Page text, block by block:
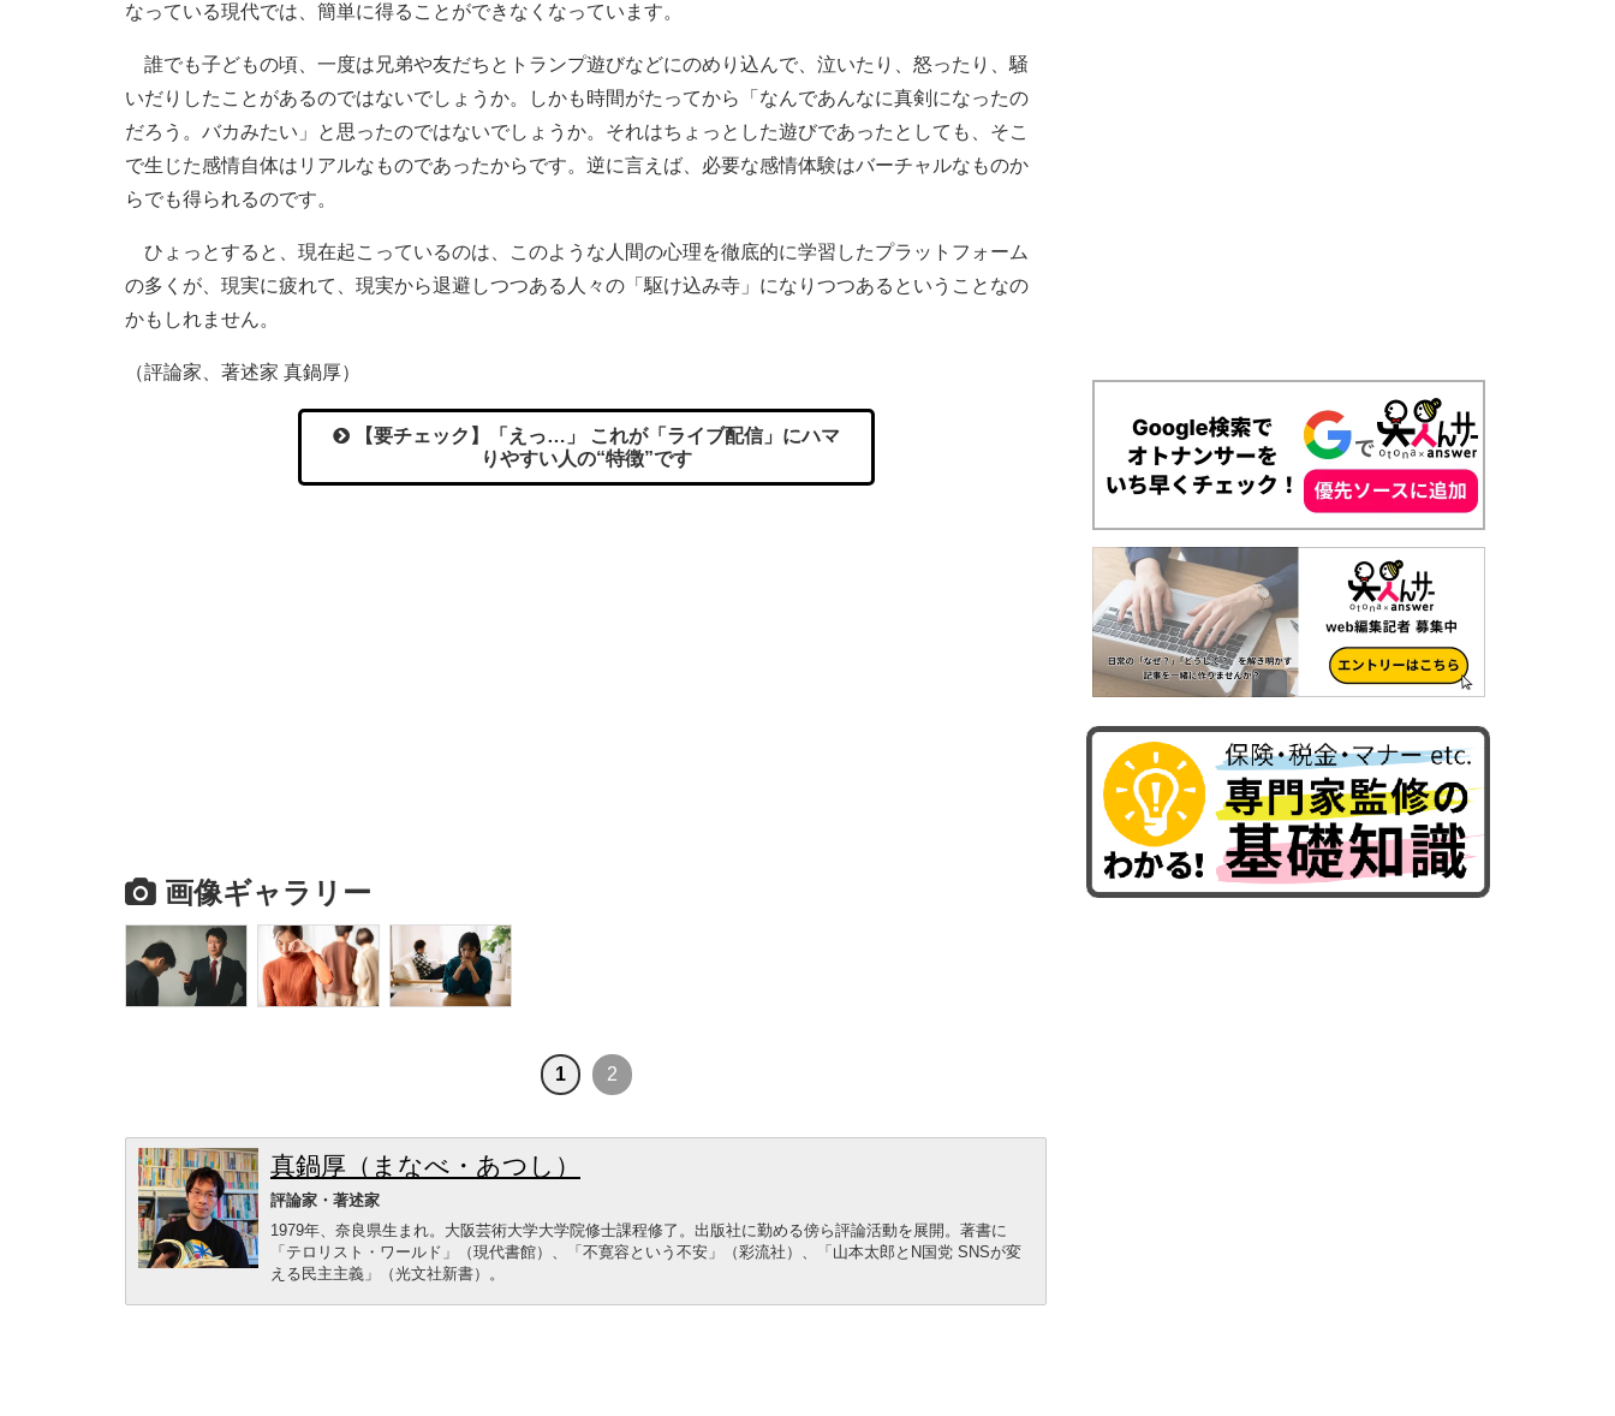
なっている現代では、簡単に得ることができなくなっています。
誰でも子どもの頃、一度は兄弟や友だちとトランプ遊びなどにのめり込んで、泣いたり、怒ったり、騒
いだりしたことがあるのではないでしょうか。しかも時間がたってから「なんであんなに真剣になったの
だろう。バカみたい」と思ったのではないでしょうか。それはちょっとした遊びであったとしても、そこ
で生じた感情自体はリアルなものであったからです。逆に言えば、必要な感情体験はバーチャルなものか
らでも得られるのです。
ひょっとすると、現在起こっているのは、このような人間の心理を徹底的に学習したプラットフォーム
の多くが、現実に疲れて、現実から退避しつつある人々の「駆け込み寺」になりつつあるということなの
かもしれません。
（評論家、著述家 真鍋厚）
【要チェック】「えっ…」 これが「ライブ配信」にハマ
りやすい人の“特徴”です
画像ギャラリー
1 2
真鍋厚（まなべ・あつし）
評論家・著述家
1979年、奈良県生まれ。大阪芸術大学大学院修士課程修了。出版社に勤める傍ら評論活動を展開。著書に
「テロリスト・ワールド」（現代書館）、「不寛容という不安」（彩流社）、「山本太郎とN国党 SNSが変
える民主主義」（光文社新書）。